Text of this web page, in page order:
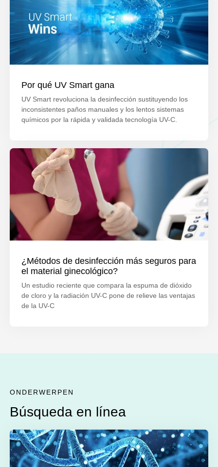
Por qué UV Smart gana
UV Smart revoluciona la desinfección sustituyendo los
inconsistentes paños manuales y los lentos sistemas
químicos por la rápida y validada tecnología UV-C.
¿Métodos de desinfección más seguros para
el material ginecológico?
Un estudio reciente que compara la espuma de dióxido
de cloro y la radiación UV-C pone de relieve las ventajas
de la UV-C
ONDERWERPEN
Búsqueda en línea